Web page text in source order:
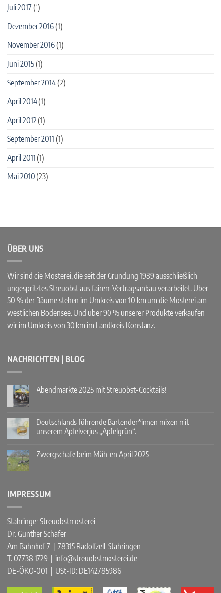
Juli 2017(1)
Dezember 2016(1)
November 2016(1)
Juni 2015(1)
September 2014(2)
April 2014(1)
April 2012(1)
September 2011 (1)
April 2011 (1)
Mai 2010 (23)
ÜBER UNS
Wir sind die Mosterei, die seit der Gründung 1989 ausschließlich
ungespritztes Streuobst aus fairem Vertragsanbau verarbeitet. Über
50 % der Bäume stehen im Umkreis von 10 km um die Mosterei am
westlichen Bodensee. Und über 90 % unserer Produkte verkaufen
wir im Umkreis von 30 km im Landkreis Konstanz.
NACHRICHTEN | BLOG
Abendmärkte 2025 mit Streuobst-Cocktails!
Abendmärkte
2025
mit
Deutschlands führende Bartender*innen mixen mit
unserem Apfelverjus „Apfelgrün“.
zu
Deutschlands
unserem
Apfelverjus
Zwergschafe beim Mäh-en April 2025
beim
Mäh-
IMPRESSUM
Stahringer Streuobstmosterei
Dr. Günther Schäfer
Am Bahnhof 7 | 78315 Radolfzell-Stahringen
T. 07738 1729 | info@streuobstmosterei.de
DE-ÖKO-001 | USt-ID: DE142785986